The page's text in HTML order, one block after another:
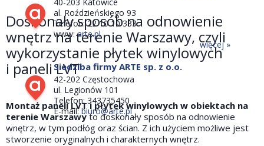
al. Roździeńskiego 93
Telefon: 22 10 10 333
www:arte.pl
więcej »
Siedziba firmy ARTE sp. z o.o.
42-202 Częstochowa
ul. Legionów 101
Telefon: 343735450
E-mail:biuro@arte.pl
Doskonały sposób na odnowienie
wnętrz na terenie Warszawy, czyli
wykorzystanie płytek winylowych
i paneli LVT
Montaż paneli LVT i płytek winylowych w obiektach na
terenie Warszawyto doskonały sposób na odnowienie
wnętrz, w tym podłóg oraz ścian. Z ich użyciem możliwe jest
stworzenie oryginalnych i charakternych wnętrz.